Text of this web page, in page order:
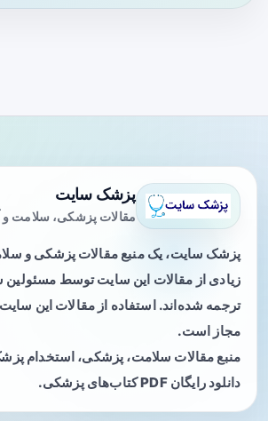
پزشک سایت
مقالات پزشکی، سلامت
پزشک سایت، یک منبع مقالات پزشکی و
زیادی از مقالات این سایت توسط مسئولین
ترجمه شده‌اند. استفاده از مقالات این
مجاز است.
منبع مقالات سلامت، پزشکی، استخدام
دانلود رایگان PDF کتاب‌های پزشکی.